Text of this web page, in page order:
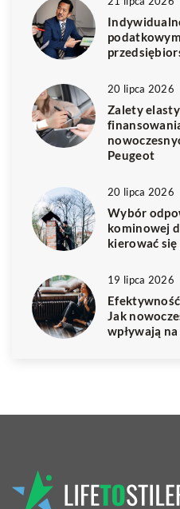
20 lipca 2026
Zalety
Peugeot
20 lipca 2026
Wybór
kominowej
kierować się
19 lipca 2026
Jak
wpływają